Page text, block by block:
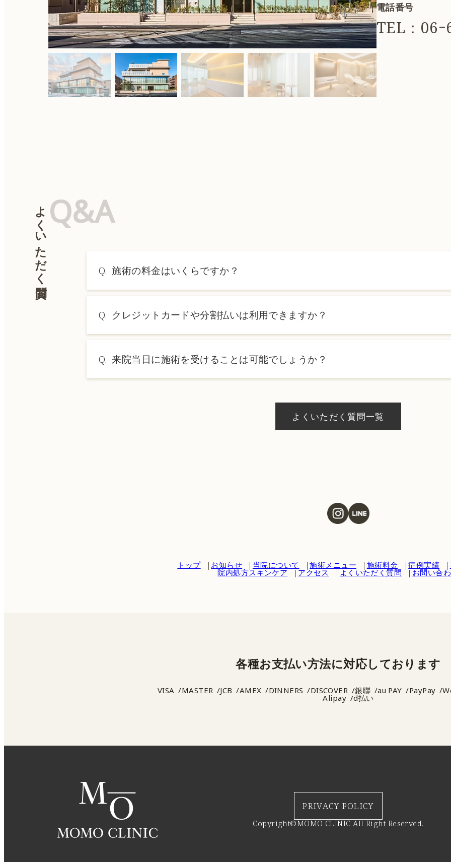
電話番号
TEL：06
Q&A
よくいただく質問 Q. 施術の料金はいくらですか？
→ 料金表ページへ
Q. クレジットカードや分割払いは利用できますか？
Q. 来院当日に施術を受けることは可能でしょうか？
よくいただく質問一覧
トップ お知らせ 当院について 施術メニュー 施術料金 症例実績
院内処方スキンケア アクセス よくいただく質問 お問い合
各種お支払い方法に対応しております
VISA MASTER JCB AMEX DINNERS DISCOVER 銀聯 au PAY PayPay
Alipay d払い
PRIVACY POLICY
Copyright©MOMO CLINIC All Right Reserved.